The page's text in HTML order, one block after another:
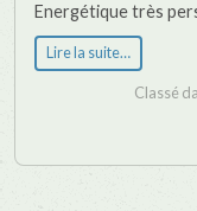
Energétique très
Lire la suite…
Classé